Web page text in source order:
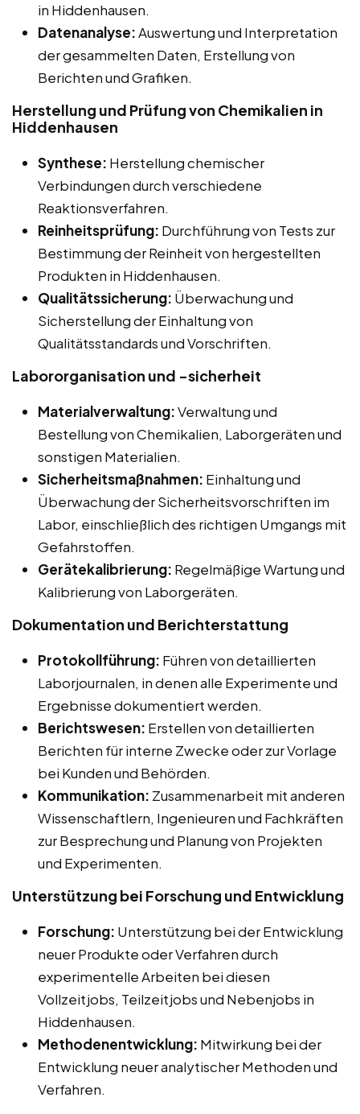
in Hiddenhausen.
Datenanalyse:Auswertung und Interpretation
der gesammelten Daten, Erstellung von
Berichten und Grafiken.
Herstellung und Prüfung von Chemikalien in
Hiddenhausen
Synthese: Herstellung chemischer
Verbindungen durch verschiedene
Reaktionsverfahren.
Reinheitsprüfung: Durchführung von Tests zur
Bestimmung der Reinheit von hergestellten
Produkten in Hiddenhausen.
Qualitätssicherung: Überwachung und
Sicherstellung der Einhaltung von
Qualitätsstandards und Vorschriften.
Labororganisation und -sicherheit
Materialverwaltung:Verwaltung und
Bestellung von Chemikalien, Laborgeräten und
sonstigen Materialien.
Sicherheitsmaßnahmen: Einhaltung und
Überwachung der Sicherheitsvorschriften im
Labor, einschließlich des richtigen Umgangs mit
Gefahrstoffen.
Gerätekalibrierung: Regelmäßige Wartung und
Kalibrierung von Laborgeräten.
Dokumentation und Berichterstattung
Protokollführung: Führen von detaillierten
Laborjournalen, in denen alle Experimente und
Ergebnisse dokumentiert werden.
Berichtswesen: Erstellen von detaillierten
Berichten für interne Zwecke oder zur Vorlage
bei Kunden und Behörden.
Kommunikation: Zusammenarbeit mit anderen
Wissenschaftlern, Ingenieuren und Fachkräften
zur Besprechung und Planung von Projekten
und Experimenten.
Unterstützung bei Forschung und Entwicklung
Forschung: Unterstützung bei der Entwicklung
neuer Produkte oder Verfahren durch
experimentelle Arbeiten bei diesen
Vollzeitjobs, Teilzeitjobs und Nebenjobs in
Hiddenhausen.
Methodenentwicklung: Mitwirkung bei der
Entwicklung neuer analytischer Methoden und
Verfahren.